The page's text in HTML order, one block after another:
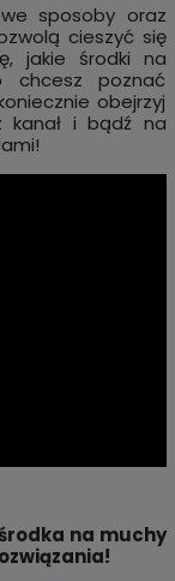
sposoby oraz
cieszyć się
jakie środki na
chcesz poznać
obejrzyj
kanał i bądź na
na muchy